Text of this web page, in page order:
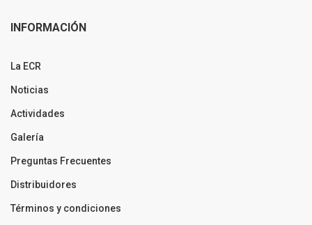
INFORMACIÓN
La ECR
Noticias
Actividades
Galería
Preguntas Frecuentes
Distribuidores
Términos y condiciones